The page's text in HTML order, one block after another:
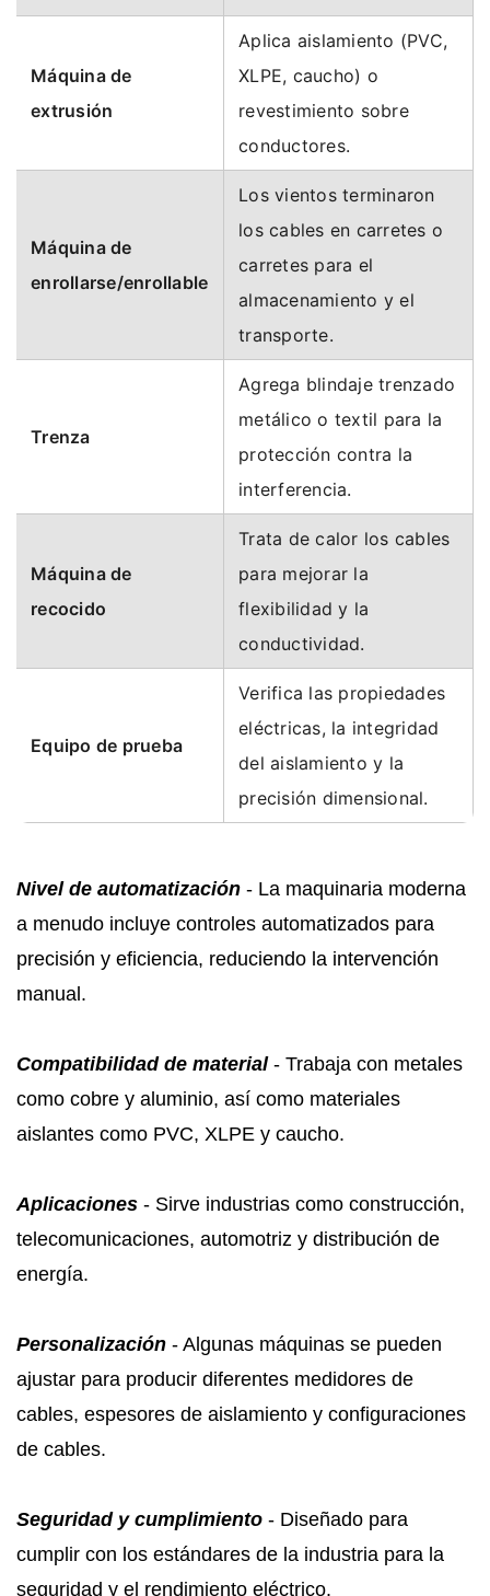
Máquina de
extrusión
Aplica aislamiento (PVC,
XLPE, caucho) o
revestimiento sobre
conductores.
Máquina de
enrollarse/enrollable
Los vientos terminaron
los cables en carretes o
carretes para el
almacenamiento y el
transporte.
Trenza
Agrega blindaje trenzado
metálico o textil para la
protección contra la
interferencia.
Máquina de
recocido
Trata de calor los cables
para mejorar la
flexibilidad y la
conductividad.
Equipo de prueba
Verifica las propiedades
eléctricas, la integridad
del aislamiento y la
precisión dimensional.
Nivel de automatización - La maquinaria moderna
a menudo incluye controles automatizados para
precisión y eficiencia, reduciendo la intervención
manual.
Compatibilidad de material - Trabaja con metales
como cobre y aluminio, así como materiales
aislantes como PVC, XLPE y caucho.
Aplicaciones - Sirve industrias como construcción,
telecomunicaciones, automotriz y distribución de
energía.
Personalización - Algunas máquinas se pueden
ajustar para producir diferentes medidores de
cables, espesores de aislamiento y configuraciones
de cables.
Seguridad y cumplimiento - Diseñado para
cumplir con los estándares de la industria para la
seguridad y el rendimiento eléctrico.